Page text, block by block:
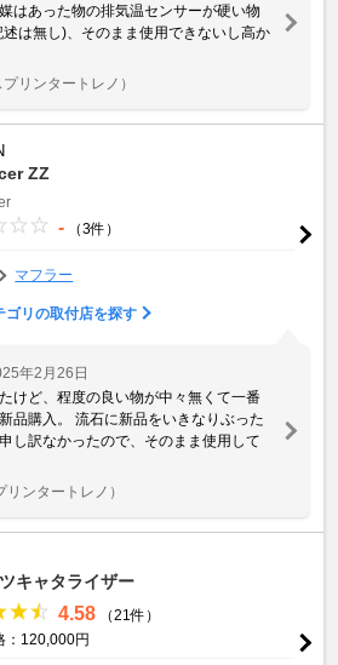
はあった物の排気温センサーが硬い物
は無し)、そのまま使用できないし高か
リンタートレノ）
ZZ
- （3件）
マフラー
ゴリの取付店を探す
年2月26日
けど、程度の良い物が中々無くて一番
品購入。 流石に新品をいきなりぶった
し訳なかったので、そのまま使用して
リンタートレノ）
キャタライザー
4.58
（21件）
：120,000円